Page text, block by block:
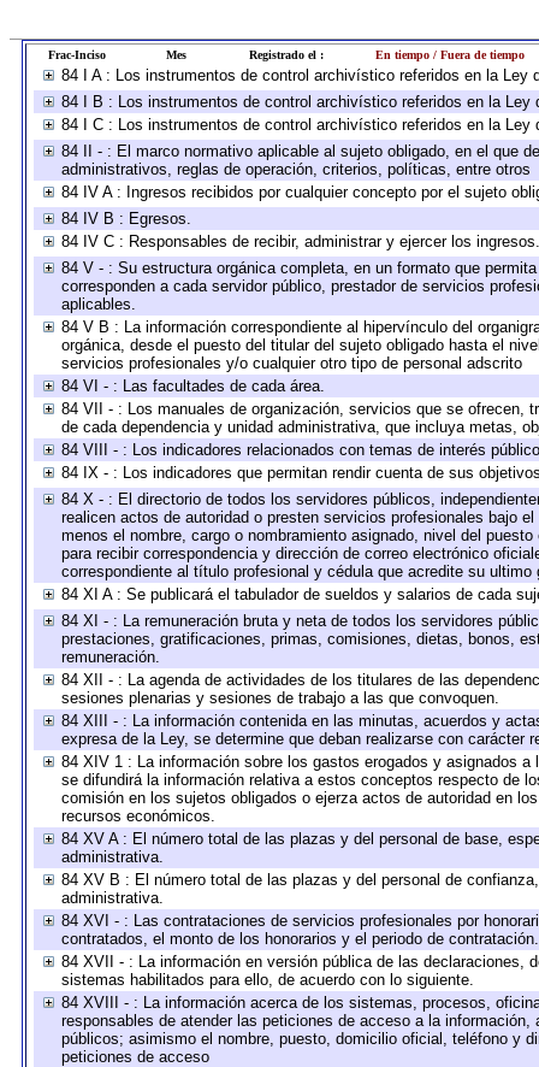
Frac-Inciso Mes Registrado el : En tiempo / Fuera de tiempo
84 I A : Los instrumentos de control archivístico referidos en la
84 I B : Los instrumentos de control archivístico referidos en la
84 I C : Los instrumentos de control archivístico referidos en la
84 II - : El marco normativo aplicable al sujeto obligado, en el que
administrativos, reglas de operación, criterios, políticas, entre otros
84 IV A : Ingresos recibidos por cualquier concepto por el sujeto
84 IV B : Egresos.
84 IV C : Responsables de recibir, administrar y ejercer los ingresos.
84 V - : Su estructura orgánica completa, en un formato que
corresponden a cada servidor público, prestador de servicios
aplicables.
84 V B : La información correspondiente al hipervínculo del
orgánica, desde el puesto del titular del sujeto obligado hasta el
servicios profesionales y/o cualquier otro tipo de personal adscrito
84 VI - : Las facultades de cada área.
84 VII - : Los manuales de organización, servicios que se
de cada dependencia y unidad administrativa, que incluya metas,
84 VIII - : Los indicadores relacionados con temas de interés
84 IX - : Los indicadores que permitan rendir cuenta de sus
84 X - : El directorio de todos los servidores públicos,
realicen actos de autoridad o presten servicios profesionales bajo
menos el nombre, cargo o nombramiento asignado, nivel del
para recibir correspondencia y dirección de correo electrónico
correspondiente al título profesional y cédula que acredite su ultimo
84 XI A : Se publicará el tabulador de sueldos y salarios de cada
84 XI - : La remuneración bruta y neta de todos los servidores
prestaciones, gratificaciones, primas, comisiones, dietas, bonos,
remuneración.
84 XII - : La agenda de actividades de los titulares de las
sesiones plenarias y sesiones de trabajo a las que convoquen.
84 XIII - : La información contenida en las minutas, acuerdos y
expresa de la Ley, se determine que deban realizarse con carácter
84 XIV 1 : La información sobre los gastos erogados y asignados
se difundirá la información relativa a estos conceptos respecto de
comisión en los sujetos obligados o ejerza actos de autoridad en
recursos económicos.
84 XV A : El número total de las plazas y del personal de base,
administrativa.
84 XV B : El número total de las plazas y del personal de
administrativa.
84 XVI - : Las contrataciones de servicios profesionales por
contratados, el monto de los honorarios y el periodo de contratación.
84 XVII - : La información en versión pública de las
sistemas habilitados para ello, de acuerdo con lo siguiente.
84 XVIII - : La información acerca de los sistemas, procesos,
responsables de atender las peticiones de acceso a la
públicos; asimismo el nombre, puesto, domicilio oficial, teléfono y
peticiones de acceso